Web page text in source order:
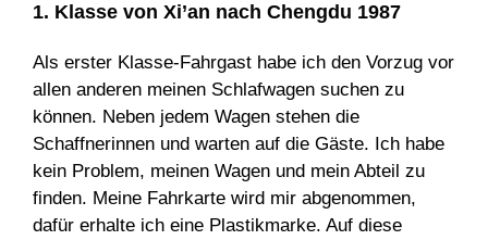
1. Klasse von Xi’an nach Chengdu 1987
Als erster Klasse-Fahrgast habe ich den Vorzug vor
allen anderen meinen Schlafwagen suchen zu
können. Neben jedem Wagen stehen die
Schaffnerinnen und warten auf die Gäste. Ich habe
kein Problem, meinen Wagen und mein Abteil zu
finden. Meine Fahrkarte wird mir abgenommen,
dafür erhalte ich eine Plastikmarke. Auf diese